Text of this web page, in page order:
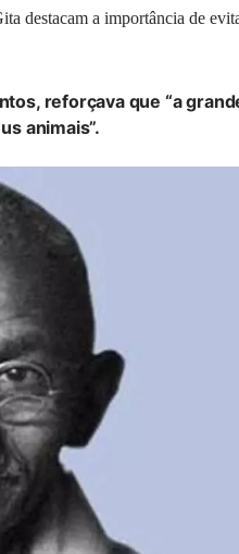
destacam a importância de
reforçava que “a
animais”.